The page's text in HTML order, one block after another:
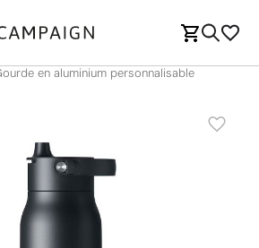
en aluminium personnalisable